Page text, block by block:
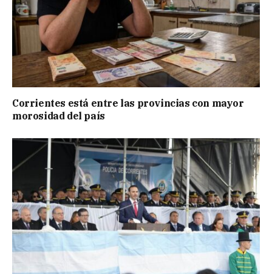
Corrientes está entre las provincias con mayor
morosidad del país